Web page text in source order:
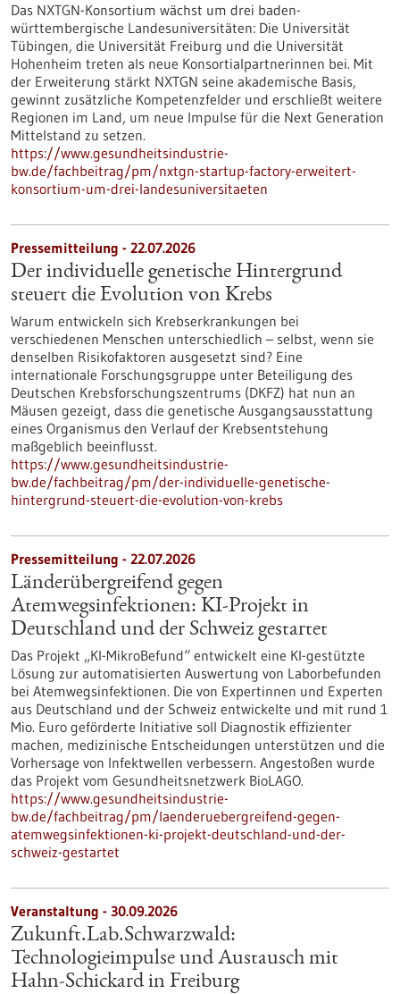
Das NXTGN-Konsortium wächst um drei baden-
württembergische Landesuniversitäten: Die Universität
Tübingen, die Universität Freiburg und die Universität
Hohenheim treten als neue Konsortialpartnerinnen bei. Mit
der Erweiterung stärkt NXTGN seine akademische Basis,
gewinnt zusätzliche Kompetenzfelder und erschließt weitere
Regionen im Land, um neue Impulse für die Next Generation
Mittelstand zu setzen.
https://www.gesundheitsindustrie-
bw.de/fachbeitrag/pm/nxtgn-startup-factory-erweitert-
konsortium-um-drei-landesuniversitaeten
Pressemitteilung - 22.07.2026
Der individuelle genetische Hintergrund
steuert die Evolution von Krebs
Warum entwickeln sich Krebserkrankungen bei
verschiedenen Menschen unterschiedlich – selbst, wenn sie
denselben Risikofaktoren ausgesetzt sind? Eine
internationale Forschungsgruppe unter Beteiligung des
Deutschen Krebsforschungszentrums (DKFZ) hat nun an
Mäusen gezeigt, dass die genetische Ausgangsausstattung
eines Organismus den Verlauf der Krebsentstehung
maßgeblich beeinflusst.
https://www.gesundheitsindustrie-
bw.de/fachbeitrag/pm/der-individuelle-genetische-
hintergrund-steuert-die-evolution-von-krebs
Pressemitteilung - 22.07.2026
Länderübergreifend gegen
Atemwegsinfektionen: KI-Projekt in
Deutschland und der Schweiz gestartet
Das Projekt „KI-MikroBefund“ entwickelt eine KI-gestützte
Lösung zur automatisierten Auswertung von Laborbefunden
bei Atemwegsinfektionen. Die von Expertinnen und Experten
aus Deutschland und der Schweiz entwickelte und mit rund 1
Mio. Euro geförderte Initiative soll Diagnostik effizienter
machen, medizinische Entscheidungen unterstützen und die
Vorhersage von Infektwellen verbessern. Angestoßen wurde
das Projekt vom Gesundheitsnetzwerk BioLAGO.
https://www.gesundheitsindustrie-
bw.de/fachbeitrag/pm/laenderuebergreifend-gegen-
atemwegsinfektionen-ki-projekt-deutschland-und-der-
schweiz-gestartet
Veranstaltung - 30.09.2026
Zukunft.Lab.Schwarzwald:
Technologieimpulse und Austausch mit
Hahn-Schickard in Freiburg